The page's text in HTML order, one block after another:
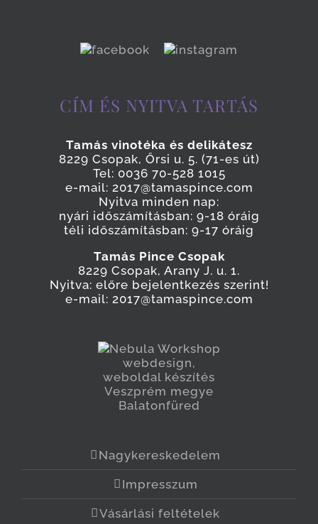
CÍM ÉS NYITVA TARTÁS
Tamás vinotéka és delikátesz
8229 Csopak, Őrsi u. 5. (71-es út)
Tel: 0036 70-528 1015
e-mail: 2017@tamaspince.com
Nyitva minden nap:
nyári időszámításban: 9-18 óráig
téli időszámításban: 9-17 óráig
Tamás Pince Csopak
8229 Csopak, Arany J. u. 1.
Nyitva: előre bejelentkezés szerint!
e-mail: 2017@tamaspince.com
Nagykereskedelem
Impresszum
Vásárlási feltételek